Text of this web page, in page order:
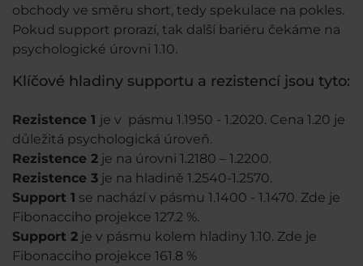
obchody ve směru short, tedy spekulace na pokles.
Pokud support prorazí, tak další bariéru čekáme na
psychologické úrovni 1.10.
Klíčové hladiny supportu a rezistencí jsou tyto:
Rezistence 1 je v pásmu 1.1950 - 1.2020. Cena 1.20 je
důležitá psychologická úroveň.
Rezistence 2 je na úrovni 1.2180 – 1.2200.
Rezistence 3 je na hladině 1.2540-1.2570.
Support 1 se nachází v pásmu 1.1400 - 1.1470. Zde je
Fibonacciho projekce 127.2 %.
Support 2 je v pásmu kolem hladiny 1.10. Zde je
Fibonacciho projekce 161.8 %